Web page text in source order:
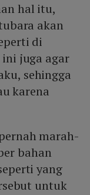
hal itu,
akan
di
juga agar
sehingga
karena
marah-
bahan
yang
untuk